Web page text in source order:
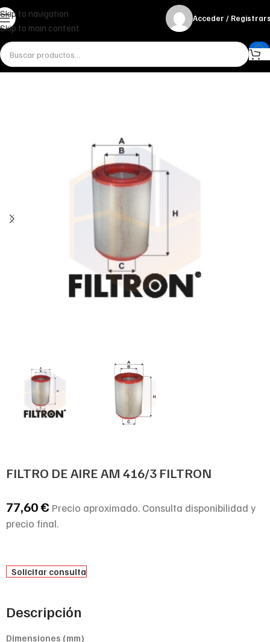
Skip to navigation
Skip to main content
Acceder /
InicioMiscelánea - otrosOtrosFILTRO DE AIRE AM 416/3 FILTRON
FILTRO DE AIRE AM 416/3 FILTRON
77,60€ Precio aproximado. Consulta disponibilidad y
precio final.
Solicitar consulta
Descripción
Dimensiones (mm)